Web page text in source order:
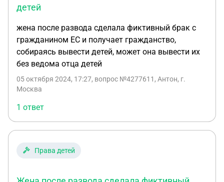
детей
жена после развода сделала фиктивный брак с
гражданином ЕС и получает гражданство,
собираясь вывести детей, может она вывести их
без ведома отца детей
05 октября 2024, 17:27, вопрос №4277611, Антон, г.
Москва
1 ответ
Права детей